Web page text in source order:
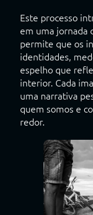
Este processo
em uma jornada
permite que os
identidades,
espelho que
interior. Cada
uma narrativa
quem somos e
redor.